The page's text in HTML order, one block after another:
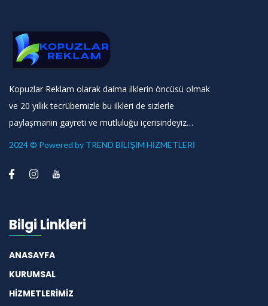
Kopuzlar Reklam olarak daima ilklerin öncüsü olmak
ve 20 yıllık tecrübemizle bu ilkleri de sizlerle
paylaşmanın gayreti ve mutluluğu içerisindeyiz…
2024 © Powered by TREND BİLİŞİM HİZMETLERİ
Bilgi Linkleri
ANASAYFA
KURUMSAL
HİZMETLERİMİZ